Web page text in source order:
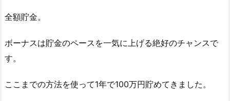
全額貯金。
ボーナスは貯金のペースを一気に上げる絶好のチャンスで
す。
ここまでの方法を使って1年で100万円貯めてきました。